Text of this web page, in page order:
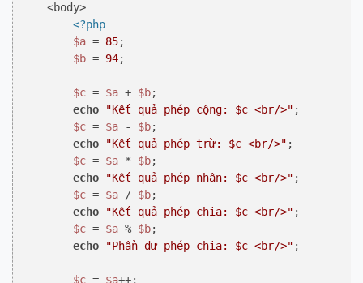
    <body>
<?php
$a = 85;
$b = 94;
$c = $a + $b;
echo
"Kết quả phép cộng: $c <br/>" ;
$c = $a - $b;
echo
"Kết quả phép trừ: $c <br/>" ;
$c = $a * $b;
echo
"Kết quả phép nhân: $c <br/>" ;
$c = $a / $b;
echo
"Kết quả phép chia: $c <br/>" ;
$c = $a % $b;
echo
"Phần dư phép chia: $c <br/>" ;
$c = $a++;